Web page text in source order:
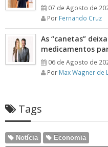
07 de Agosto de
Por Fernando Cruz
As “canetas”
medicamentos
06 de Agosto de
Por Max Wagner de
Tags
Notícia
Economia